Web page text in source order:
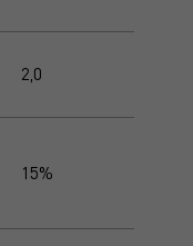
2,0
15%